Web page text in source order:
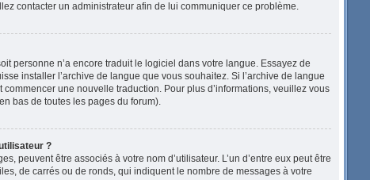
contacter un administrateur afin de lui communiquer ce problème.
personne n’a encore traduit le logiciel dans votre langue. Essayez de
installer l’archive de langue que vous souhaitez. Si l’archive de langue
une nouvelle traduction. Pour plus d’informations, veuillez vous
bas de toutes les pages du forum).
?
peuvent être associés à votre nom d’utilisateur. L’un d’entre eux peut être
de carrés ou de ronds, qui indiquent le nombre de messages à votre